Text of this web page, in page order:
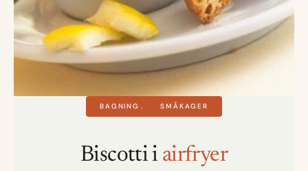
BAGNING SMÅKAGER
Biscotti i airfryer